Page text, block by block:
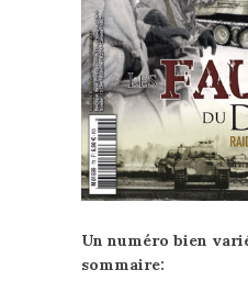
Un numéro bien
sommaire: